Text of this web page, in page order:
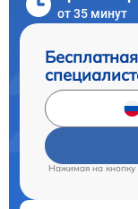
от 35 минут
Нажимая на кнопку